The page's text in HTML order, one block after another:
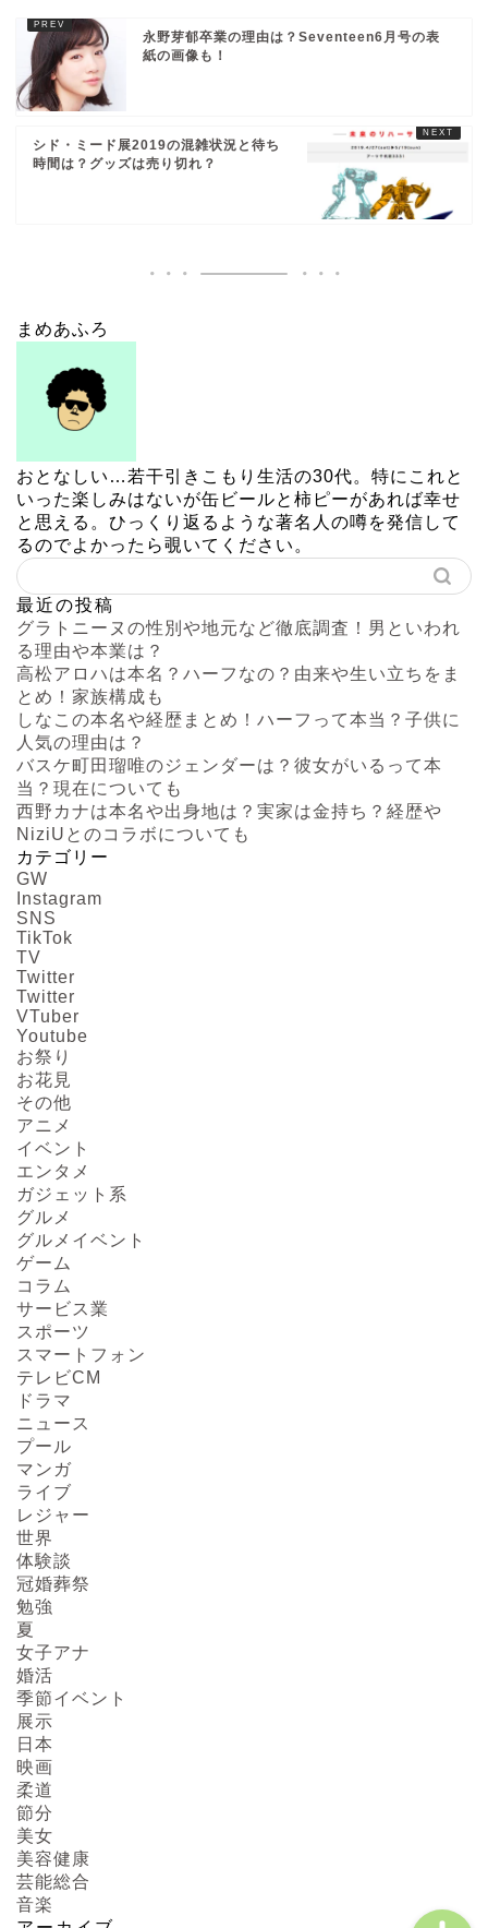
永野芽郁卒業の理由は？Seventeen6月号の表
紙の画像も！
シド・ミード展2019の混雑状況と待ち
時間は？グッズは売り切れ？
まめあふろ
おとなしい…若干引きこもり生活の30代。特にこれと
いった楽しみはないが缶ビールと柿ピーがあれば幸せ
と思える。ひっくり返るような著名人の噂を発信して
るのでよかったら覗いてください。
最近の投稿
グラトニーヌの性別や地元など徹底調査！男といわれ
る理由や本業は？
高松アロハは本名？ハーフなの？由来や生い立ちをま
とめ！家族構成も
しなこの本名や経歴まとめ！ハーフって本当？子供に
人気の理由は？
バスケ町田瑠唯のジェンダーは？彼女がいるって本
当？現在についても
西野カナは本名や出身地は？実家は金持ち？経歴や
NiziUとのコラボについても
カテゴリー
GW
Instagram
SNS
TikTok
TV
Twitter
Twitter
VTuber
Youtube
お祭り
お花見
その他
アニメ
イベント
エンタメ
ガジェット系
グルメ
グルメイベント
ゲーム
コラム
サービス業
スポーツ
スマートフォン
テレビCM
ドラマ
ニュース
プール
マンガ
ライブ
レジャー
世界
体験談
冠婚葬祭
勉強
夏
女子アナ
婚活
季節イベント
展示
日本
映画
柔道
節分
美女
美容健康
芸能総合
音楽